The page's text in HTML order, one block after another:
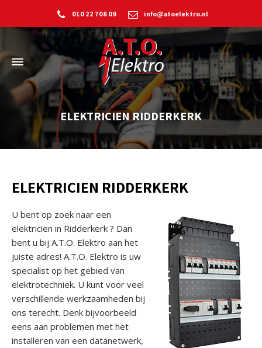
010 22 708 09 info@atoelektro.nl
ELEKTRICIEN RIDDERKERK
ELEKTRICIEN RIDDERKERK
U bent op zoek naar een
elektricien in Ridderkerk ? Dan
bent u bij A.T.O. Elektro aan het
juiste adres! A.T.O. Elektro is uw
specialist op het gebied van
elektrotechniek. U kunt voor veel
verschillende werkzaamheden bij
ons terecht. Denk bijvoorbeeld
eens aan problemen met het
installeren van een datanetwerk,